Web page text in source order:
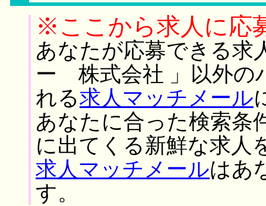
※ここから求人に応
あなたが応募できる求
ー 株式会社 」以外の
れる求人マッチメール
あなたに合った検索条
に出てくる新鮮な求人
求人マッチメールはあ
す。